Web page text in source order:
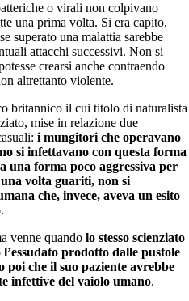
o virali non colpivano
una prima volta. Si era capito,
superato una malattia sarebbe
attacchi successivi. Non si
crearsi anche contraendo
altrettanto violente.
britannico il cui titolo di naturalista
mise in relazione due
i mungitori che operavano
si infettavano con questa forma
una forma poco aggressiva per
volta guariti, non si
che, invece, aveva un esito
.
venne quando lo stesso scienziato
prodotto dalle pustole
poi che il suo paziente avrebbe
infettive del vaiolo umano.